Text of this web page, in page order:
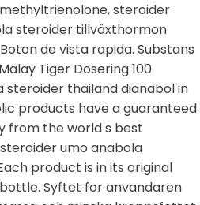
steroider
steroider tillväxthormon
de vista rapida. Substans
Tiger Dosering 100
steroider thailand dianabol in
products have a guaranteed
from the world s best
umo anabola
product is in its original
Syftet for anvandaren